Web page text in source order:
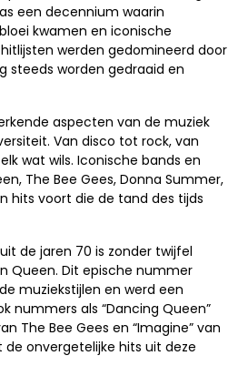
een decennium waarin
kwamen en iconische
werden gedomineerd door
steeds worden gedraaid en
aspecten van de muziek
Van disco tot rock, van
wat wils. Iconische bands en
The Bee Gees, Donna Summer,
hits voort die de tand des tijds
de jaren 70 is zonder twijfel
Queen. Dit epische nummer
muziekstijlen en werd een
nummers als “Dancing Queen”
The Bee Gees en “Imagine” van
onvergetelijke hits uit deze